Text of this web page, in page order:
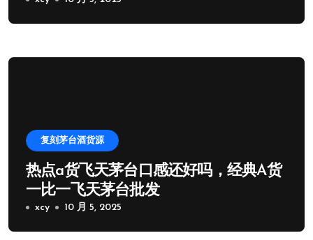
复刻茅台酒货源
热点a货飞天茅台口感还好吗，经典A货
一比一飞天茅台批发
xcy 10 月 5, 2025